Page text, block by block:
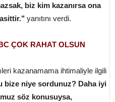
biz kim kazanırsa ona
yanıtını verdi.
ÇOK RAHAT OLSUN
kazanamama ihtimaliyle ilgili
bize niye sordunuz? Daha iyi
söz konusuysa,